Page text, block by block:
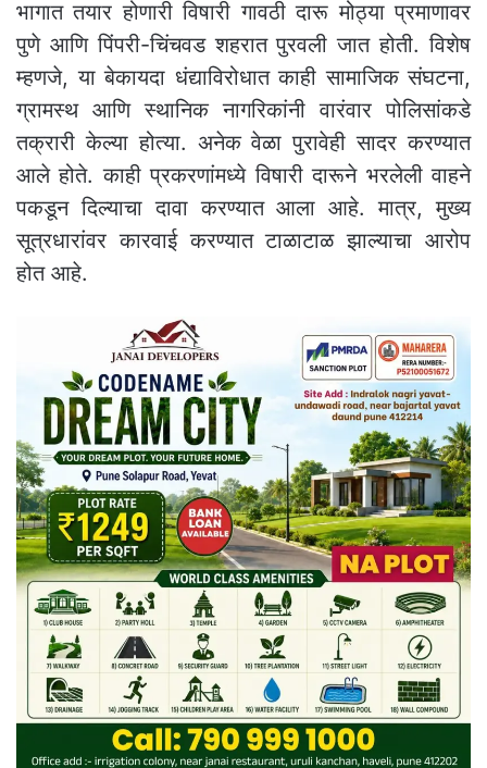
भागात तयार होणारी विषारी गावठी दारू मोठ्या प्रमाणावर
पुणे आणि पिंपरी-चिंचवड शहरात पुरवली जात होती. विशेष
म्हणजे, या बेकायदा धंद्याविरोधात काही सामाजिक संघटना,
ग्रामस्थ आणि स्थानिक नागरिकांनी वारंवार पोलिसांकडे
तक्रारी केल्या होत्या. अनेक वेळा पुरावेही सादर करण्यात
आले होते. काही प्रकरणांमध्ये विषारी दारूने भरलेली वाहने
पकडून दिल्याचा दावा करण्यात आला आहे. मात्र, मुख्य
सूत्रधारांवर कारवाई करण्यात टाळाटाळ झाल्याचा आरोप
होत आहे.